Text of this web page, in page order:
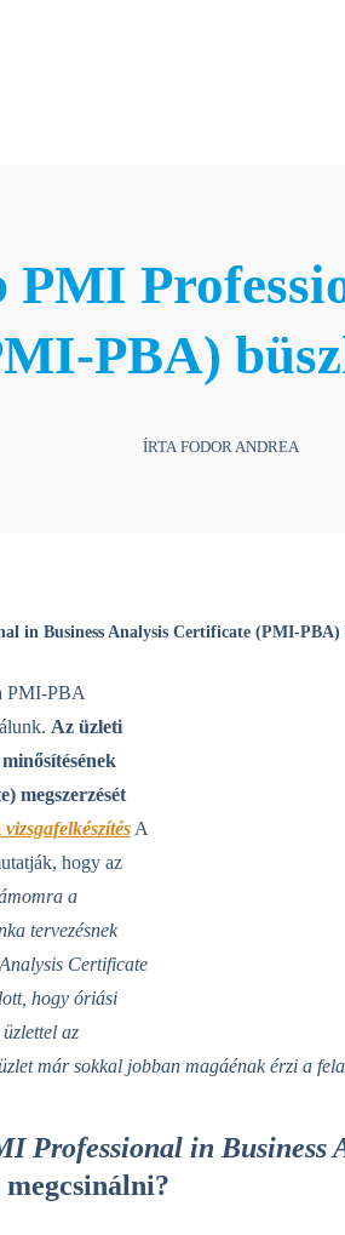
PBA)
ÍRTA FODOR ANDREA
in Business Analysis Certificate (PMI-PBA)
PMI-PBA
Az üzleti
megszerzését
A
hogy az
a
tervezésnek
Certificate
hogy óriási
az
már sokkal jobban magáénak érzi a
Professional in Business